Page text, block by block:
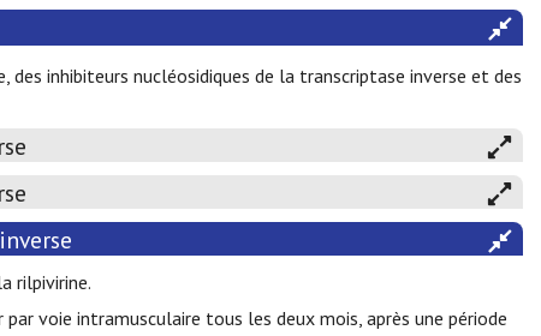
inhibiteurs nucléosidiques de la transcriptase inverse et des
rilpivirine.
voie intramusculaire tous les deux mois, après une période